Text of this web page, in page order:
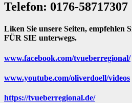
Telefon: 0176-58717307
Liken Sie unsere Seiten, empfehlen
FÜR SIE unterwegs.
www.facebook.com/tvueberregional/
www.youtube.com/oliverdoell/videos
https://tvueberregional.de/